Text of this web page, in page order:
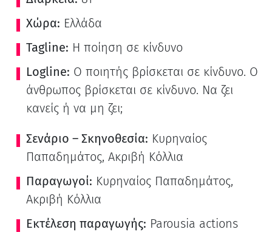
Χώρα: Ελλάδα
Tagline: Η ποίηση σε κίνδυνο
Logline: Ο ποιητής βρίσκεται σε κίνδυνο. Ο
άνθρωπος βρίσκεται σε κίνδυνο. Να ζει
κανείς ή να μη ζει;
Σενάριο – Σκηνοθεσία: Κυρηναίος
Παπαδημάτος, Ακριβή Κόλλια
Παραγωγοί: Κυρηναίος Παπαδημάτος,
Ακριβή Κόλλια
Εκτέλεση παραγωγής: Parousia actions